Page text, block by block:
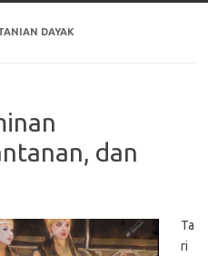
DAYAK
dan
Ta
ri